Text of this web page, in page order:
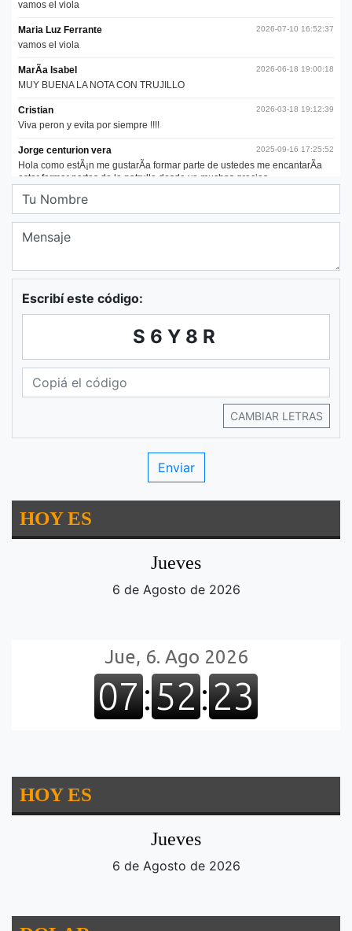
Escribí este código:
S6Y8R
CAMBIAR LETRAS
HOY ES
Jueves
6 de Agosto de 2026
HOY ES
Jueves
6 de Agosto de 2026